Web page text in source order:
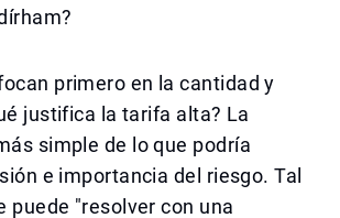
primero en la cantidad y
justifica la tarifa alta? La
simple de lo que podría
e importancia del riesgo. Tal
puede "resolver con una